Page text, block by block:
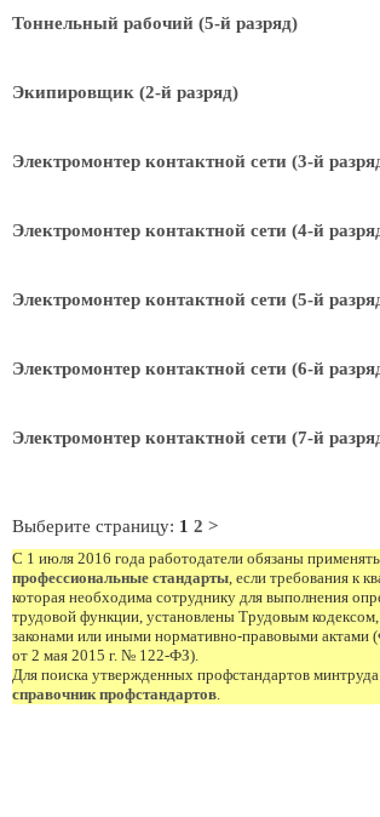
Тоннельный рабочий (5-й разряд)
Экипировщик (2-й разряд)
Электромонтер контактной сети (3-й
Электромонтер контактной сети (4-й
Электромонтер контактной сети (5-й
Электромонтер контактной сети (6-й
Электромонтер контактной сети (7-й
Выберите страницу: 1 2 >
С 1 июля 2016 года работодатели обязаны применять
профессиональные стандарты, если требования к
которая необходима сотруднику для выполнения
трудовой функции, установлены Трудовым
законами или иными нормативно-правовыми актами
от 2 мая 2015 г. № 122-ФЗ).
Для поиска утвержденных профстандартов
справочник профстандартов.